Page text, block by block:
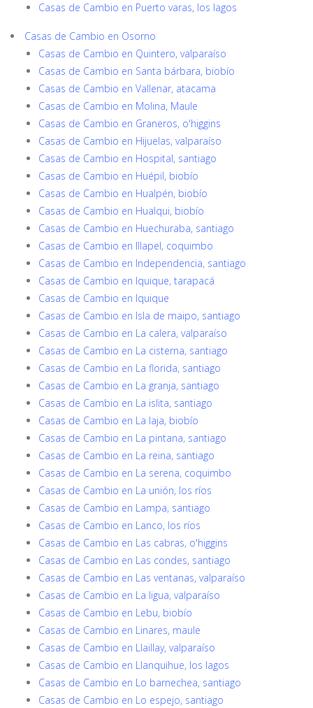
Casas de Cambio en Puerto varas, los lagos
Casas de Cambio en Osorno
Casas de Cambio en Quintero, valparaíso
Casas de Cambio en Santa bárbara, biobío
Casas de Cambio en Vallenar, atacama
Casas de Cambio en Molina, Maule
Casas de Cambio en Graneros, o'higgins
Casas de Cambio en Hijuelas, valparaíso
Casas de Cambio en Hospital, santiago
Casas de Cambio en Huépil, biobío
Casas de Cambio en Hualpén, biobío
Casas de Cambio en Hualqui, biobío
Casas de Cambio en Huechuraba, santiago
Casas de Cambio en Illapel, coquimbo
Casas de Cambio en Independencia, santiago
Casas de Cambio en Iquique, tarapacá
Casas de Cambio en Iquique
Casas de Cambio en Isla de maipo, santiago
Casas de Cambio en La calera, valparaíso
Casas de Cambio en La cisterna, santiago
Casas de Cambio en La florida, santiago
Casas de Cambio en La granja, santiago
Casas de Cambio en La islita, santiago
Casas de Cambio en La laja, biobío
Casas de Cambio en La pintana, santiago
Casas de Cambio en La reina, santiago
Casas de Cambio en La serena, coquimbo
Casas de Cambio en La unión, los ríos
Casas de Cambio en Lampa, santiago
Casas de Cambio en Lanco, los ríos
Casas de Cambio en Las cabras, o'higgins
Casas de Cambio en Las condes, santiago
Casas de Cambio en Las ventanas, valparaíso
Casas de Cambio en La ligua, valparaíso
Casas de Cambio en Lebu, biobío
Casas de Cambio en Linares, maule
Casas de Cambio en Llaillay, valparaíso
Casas de Cambio en Llanquihue, los lagos
Casas de Cambio en Lo barnechea, santiago
Casas de Cambio en Lo espejo, santiago